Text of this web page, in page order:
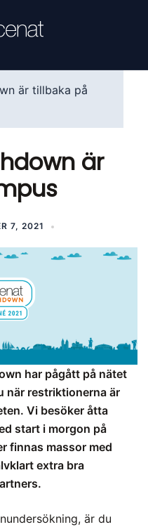
är tillbaka på
är
7, 2021
har pågått på nätet
när restriktionerna är
Vi besöker åtta
start i morgon på
finnas massor med
extra bra
är du